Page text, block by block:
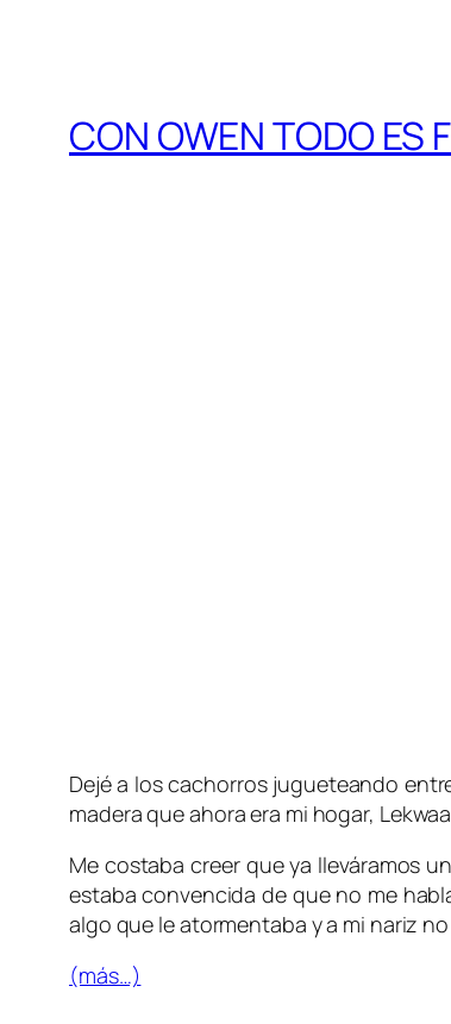
CON OWEN TODO ES
Dejé a los cachorros jugueteando
madera que ahora era mi hogar,
Me costaba creer que ya lleváramos
estaba convencida de que no me
algo que le atormentaba y a mi nariz
(más…)